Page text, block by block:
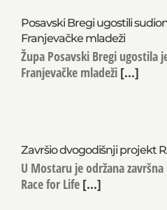
Posavski Bregi ugostili
Franjevačke mladeži
Župa Posavski Bregi ugostila
Franjevačke mladeži [...]
Završio dvogodišnji projekt
U Mostaru je održana
Race for Life [...]